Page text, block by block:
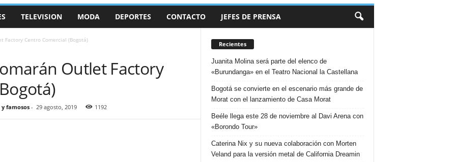
TELEVISION MODA DEPORTES CONTACTO JEFES DE PRENSA
Factory Centro Comercial (Bogotá)
Outlet Factory
famosos- 29 agosto, 2019 1192
Recientes
Juanita Molina será parte del elenco de
«Burundanga» en el Teatro Nacional la Castellana
Bogotá se convierte en el escenario más grande de
Morat con el lanzamiento de Casa Morat
Beéle llega este 28 de noviembre al Davi Arena con
«Borondo Tour»
Caterina Nix y su nueva colaboración con Morten
Veland para la versión metal de California Dreamin